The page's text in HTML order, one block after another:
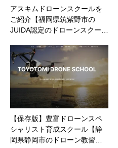
アスキムドローンスクールを
ご紹介【福岡県筑紫野市の
JUIDA認定のドローンスクー…
【保存版】豊富ドローンスペ
シャリスト育成スクール【静
岡県静岡市のドローン教習…